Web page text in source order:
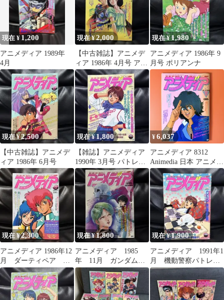
現在 ¥ 1,200
アニメディア 1989年
4月
現在 ¥2,000
【中古雑誌】アニメデ
ィア 1986年 4月号 アリ
オン
現在 ¥1,980
アニメディア 1986年 9
月号 ポリアンナ
現在 ¥2,500
【中古雑誌】アニメデ
ィア 1986年 6月号
現在 ¥1,800
【雑誌】アニメディア
1990年 3月号 パトレイ
バー
¥6,037
アニメディア 8312
Animedia 日本 アニメ
漫画 古典 雑誌 イラス
ト
現在 ¥2,300
アニメディア 1986年12
月 ダーティペア ガ
ンダムZZ めぞん一刻
タッチ
現在 ¥1,800
アニメディア 1985
年 11月 ガンダム
animedia
現在 ¥1,900
アニメディア 1991年1
月 機動警察パトレイ
バー